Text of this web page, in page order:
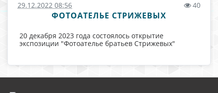
29.12.2022 08:56 40
ФОТОАТЕЛЬЕ СТРИЖЕВЫХ
20 декабря 2023 года состоялось открытие
экспозиции "Фотоателье братьев Стрижевых"